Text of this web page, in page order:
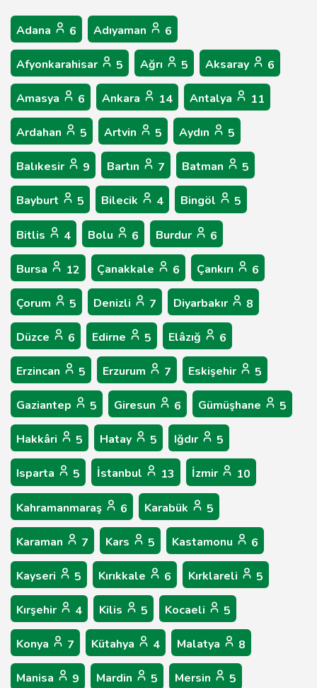
Adana 6 Adıyaman 6
Afyonkarahisar 5 Ağrı 5 Aksaray 6
Amasya 6 Ankara 14 Antalya 11
Ardahan 5 Artvin 5 Aydın 5
Balıkesir 9 Bartın 7 Batman 5
Bayburt 5 Bilecik 4 Bingöl 5
Bitlis 4 Bolu 6 Burdur 6
Bursa 12 Çanakkale 6 Çankırı 6
Çorum 5 Denizli 7 Diyarbakır 8
Düzce 6 Edirne 5 Elâzığ 6
Erzincan 5 Erzurum 7 Eskişehir 5
Gaziantep 5 Giresun 6 Gümüşhane 5
Hakkâri 5 Hatay 5 Iğdır 5
Isparta 5 İstanbul 13 İzmir 10
Kahramanmaraş 6 Karabük 5
Karaman 7 Kars 5 Kastamonu 6
Kayseri 5 Kırıkkale 6 Kırklareli 5
Kırşehir 4 Kilis 5 Kocaeli 5
Konya 7 Kütahya 4 Malatya 8
Manisa 9 Mardin 5 Mersin 5